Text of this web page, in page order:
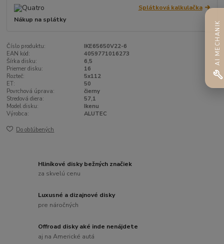
Splátková kalkulačka
Nákup na splátky
Číslo produktu:
IKE65650V22-6
EAN kód:
4059771016273
Šírka disku:
6,5
Priemer disku:
16
Rozteč:
5x112
ET:
50
Povrchová úprava:
čierny
Stredová diera:
57,1
Model disku:
Ikenu
Výrobca:
ALUTEC
Do obľúbených
Hliníkové disky bežných značiek
za skvelú cenu
Luxusné a dizajnové disky
pre náročných
Offroad disky aké inde nenájdete
aj na Americké autá
AI MECHANIK